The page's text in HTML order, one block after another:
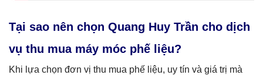
Tại sao nên chọn Quang Huy Trần cho dịch
vụ thu mua máy móc phế liệu?
Khi lựa chọn đơn vị thu mua phế liệu, uy tín và giá trị mà